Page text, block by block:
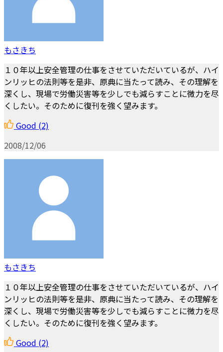
もさきち
１０年以上安全管理の仕事をさせていただいているが、ハイ
ンリッヒの法則等を是非、原典に当たって読み、その理解を
深くし、現場で労働災害等を少しでも減らすことに微力を尽
くしたい。そのために復刊を強く望みます。
Good (2)
2008/12/06
もさきち
１０年以上安全管理の仕事をさせていただいているが、ハイ
ンリッヒの法則等を是非、原典に当たって読み、その理解を
深くし、現場で労働災害等を少しでも減らすことに微力を尽
くしたい。そのために復刊を強く望みます。
Good (2)